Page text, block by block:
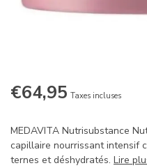
€64,95 Taxes incluses
MEDAVITA Nutrisubstance
capillaire nourrissant intensif
ternes et déshydratés. Lire